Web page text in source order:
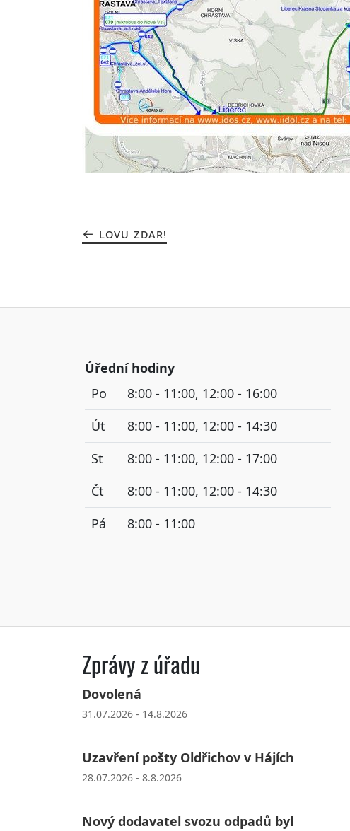
LOVU ZDAR!
Úřední hodiny
Po
8:00 - 11:00, 12:00 - 16:00
Út
8:00 - 11:00, 12:00 - 14:30
St
8:00 - 11:00, 12:00 - 17:00
Čt
8:00 - 11:00, 12:00 - 14:30
Pá
8:00 - 11:00
Zprávy z úřadu
Dovolená
31.07.2026 - 14.8.2026
Uzavření pošty Oldřichov v Hájích
28.07.2026 - 8.8.2026
Nový dodavatel svozu odpadů byl